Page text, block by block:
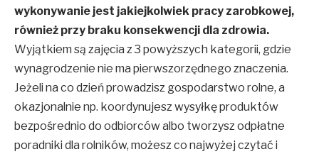
wykonywanie jest jakiejkolwiek pracy zarobkowej,
również przy braku konsekwencji dla zdrowia.
Wyjątkiem są zajęcia z 3 powyższych kategorii, gdzie
wynagrodzenie nie ma pierwszorzędnego znaczenia.
Jeżeli na co dzień prowadzisz gospodarstwo rolne, a
okazjonalnie np. koordynujesz wysyłkę produktów
bezpośrednio do odbiorców albo tworzysz odpłatne
poradniki dla rolników, możesz co najwyżej czytać i